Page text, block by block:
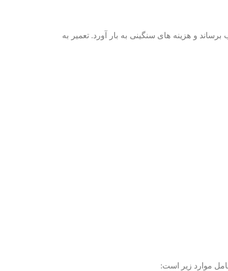
و هزینه های سنگینی به بار آورد. تعمیر به
موارد زیر است: